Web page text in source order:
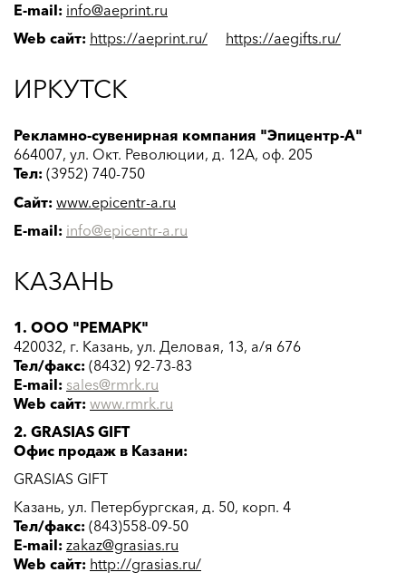
E-mail: info@aeprint.ru
Web сайт: https://aeprint.ru/ https://aegifts.ru/
ИРКУТСК
Рекламно-сувенирная компания "Эпицентр-А"
664007, ул. Окт. Революции, д. 12А, оф. 205
Тел: (3952) 740-750
Сайт: www.epicentr-a.ru
E-mail: info@epicentr-a.ru
КАЗАНЬ
1. ООО "РЕМАРК"
420032, г. Казань, ул. Деловая, 13, а/я 676
Тел/факс: (8432) 92-73-83
E-mail: sales@rmrk.ru
Web сайт: www.rmrk.ru
2. GRASIAS GIFT
Офис продаж в Казани:
GRASIAS GIFT
Казань, ул. Петербургская, д. 50, корп. 4
Тел/факс: (843)558-09-50
E-mail: zakaz@grasias.ru
Web сайт: http://grasias.ru/